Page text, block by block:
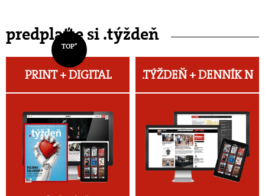
predplaťte si .týždeň
TOP*
PRINT + DIGITAL .TÝŽDEŇ +DENNÍK N